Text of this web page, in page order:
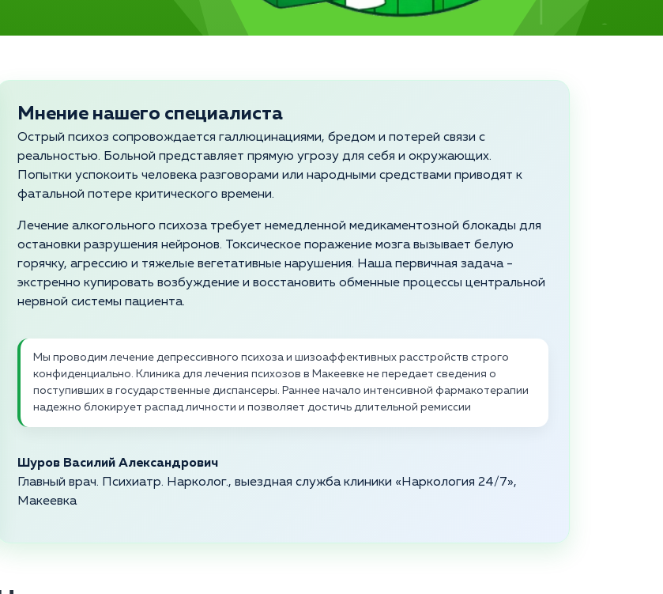
Мнение нашего специалиста
Острый психоз сопровождается галлюцинациями, бредом и потерей связи с
реальностью. Больной представляет прямую угрозу для себя и окружающих.
Попытки успокоить человека разговорами или народными средствами приводят к
фатальной потере критического времени.
Лечение алкогольного психоза требует немедленной медикаментозной блокады для
остановки разрушения нейронов. Токсическое поражение мозга вызывает белую
горячку, агрессию и тяжелые вегетативные нарушения. Наша первичная задача -
экстренно купировать возбуждение и восстановить обменные процессы центральной
нервной системы пациента.
Мы проводим лечение депрессивного психоза и шизоаффективных расстройств строго
конфиденциально. Клиника для лечения психозов в Макеевке не передает сведения о
поступивших в государственные диспансеры. Раннее начало интенсивной фармакотерапии
надежно блокирует распад личности и позволяет достичь длительной ремиссии
Шуров Василий Александрович
Главный врач. Психиатр. Нарколог., выездная служба клиники «Наркология 24/7»,
Макеевка